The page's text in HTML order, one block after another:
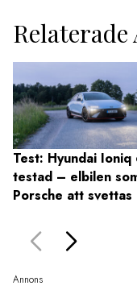
Test: Hyundai Ioniq
testad – elbilen
Porsche att svettas
Annons